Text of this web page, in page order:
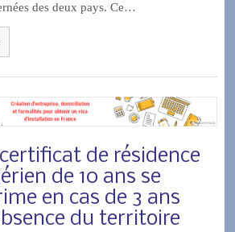
des deux pays. Ce…
de résidence
de 10 ans se
en cas de 3 ans
du territoire